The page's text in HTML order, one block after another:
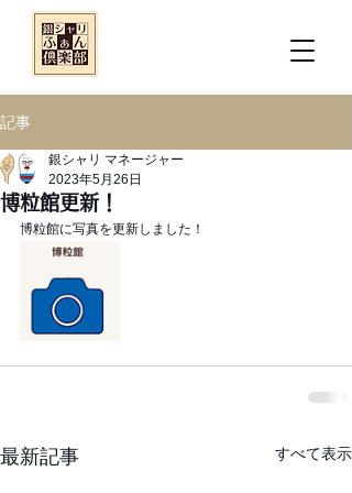
記事
博粒館更新！
銀シャリ マネージャー
2023年5月26日
博粒館に写真を更新しました！
最新記事 すべて表示